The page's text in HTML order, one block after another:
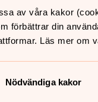
av våra kakor
förbättrar din
Läs mer om
Nödvändiga kakor
i